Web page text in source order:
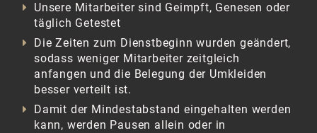
Unsere Mitarbeiter sind Geimpft, Genesen oder
täglich Getestet
Die Zeiten zum Dienstbeginn wurden geändert,
sodass weniger Mitarbeiter zeitgleich
anfangen und die Belegung der Umkleiden
besser verteilt ist.
Damit der Mindestabstand eingehalten werden
kann, werden Pausen allein oder in